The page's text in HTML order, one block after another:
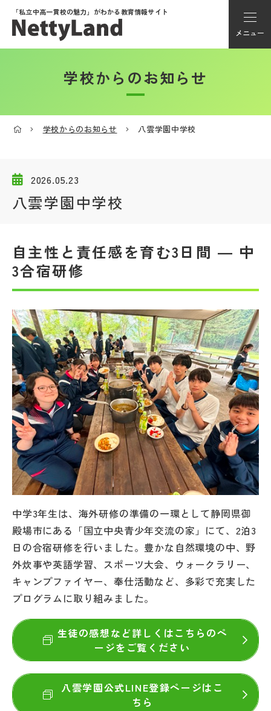
「私立中高一貫校の魅力」がわかる教育情報サイト
メニュー
アカウント登録
学校選び
私学探検隊
説明会・イベント情報
よみもの
学校からのお知らせ
学校HP最新情報
特集
NettyLandかわら版
その他
お問い合わせ
個人情報保護方針
サイトマップ
運営会社
学校からのお知らせ
学校からのお知らせ 八雲学園中学校
2026.05.23
八雲学園中学校
自主性と責任感を育む3日間 ― 中
3合宿研修
中学3年生は、海外研修の準備の一環として静岡県御
殿場市にある「国立中央青少年交流の家」にて、2泊3
日の合宿研修を行いました。豊かな自然環境の中、野
外炊事や英語学習、スポーツ大会、ウォークラリー、
キャンプファイヤー、奉仕活動など、多彩で充実した
プログラムに取り組みました。
生徒の感想など詳しくはこちらのペ
ージをご覧ください
八雲学園公式LINE登録ページはこ
ちら